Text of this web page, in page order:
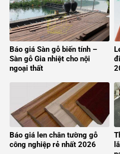
Báo giá Sàn gỗ biến tính –
Sàn gỗ Gia nhiệt cho nội
ngoại thất
Báo giá len chân tường gỗ
công nghiệp rẻ nhất 2026